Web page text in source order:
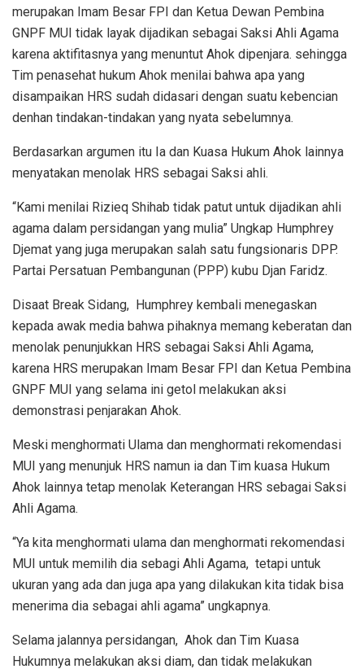
merupakan Imam Besar FPI dan Ketua Dewan Pembina
GNPF MUI tidak layak dijadikan sebagai Saksi Ahli Agama
karena aktifitasnya yang menuntut Ahok dipenjara. sehingga
Tim penasehat hukum Ahok menilai bahwa apa yang
disampaikan HRS sudah didasari dengan suatu kebencian
denhan tindakan-tindakan yang nyata sebelumnya.
Berdasarkan argumen itu Ia dan Kuasa Hukum Ahok lainnya
menyatakan menolak HRS sebagai Saksi ahli.
“Kami menilai Rizieq Shihab tidak patut untuk dijadikan ahli
agama dalam persidangan yang mulia” Ungkap Humphrey
Djemat yang juga merupakan salah satu fungsionaris DPP.
Partai Persatuan Pembangunan (PPP) kubu Djan Faridz.
Disaat Break Sidang, Humphrey kembali menegaskan
kepada awak media bahwa pihaknya memang keberatan dan
menolak penunjukkan HRS sebagai Saksi Ahli Agama,
karena HRS merupakan Imam Besar FPI dan Ketua Pembina
GNPF MUI yang selama ini getol melakukan aksi
demonstrasi penjarakan Ahok.
Meski menghormati Ulama dan menghormati rekomendasi
MUI yang menunjuk HRS namun ia dan Tim kuasa Hukum
Ahok lainnya tetap menolak Keterangan HRS sebagai Saksi
Ahli Agama.
“Ya kita menghormati ulama dan menghormati rekomendasi
MUI untuk memilih dia sebagi Ahli Agama, tetapi untuk
ukuran yang ada dan juga apa yang dilakukan kita tidak bisa
menerima dia sebagai ahli agama” ungkapnya.
Selama jalannya persidangan, Ahok dan Tim Kuasa
Hukumnya melakukan aksi diam, dan tidak melakukan